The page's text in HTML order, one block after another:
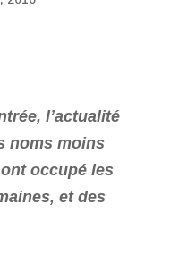
l’actualité
noms moins
occupé les
et des